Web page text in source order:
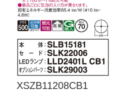
XSZB11208CB1